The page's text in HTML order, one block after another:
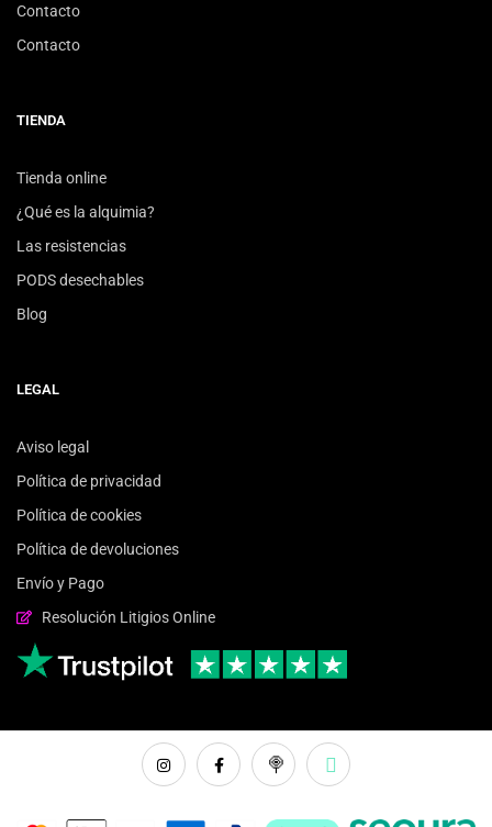
Contacto
Contacto
TIENDA
Tienda online
¿Qué es la alquimia?
Las resistencias
PODS desechables
Blog
LEGAL
Aviso legal
Política de privacidad
Política de cookies
Política de devoluciones
Envío y Pago
Resolución Litigios Online